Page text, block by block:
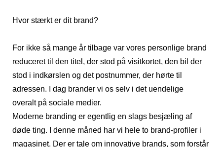
Hvor stærkt er dit brand?
For ikke så mange år tilbage var vores personlige brand
reduceret til den titel, der stod på visitkortet, den bil der
stod i indkørslen og det postnummer, der hørte til
adressen. I dag brander vi os selv i det uendelige
overalt på sociale medier.
Moderne branding er egentlig en slags besjæling af
døde ting. I denne måned har vi hele to brand-profiler i
magasinet. Der er tale om innovative brands, som forstår